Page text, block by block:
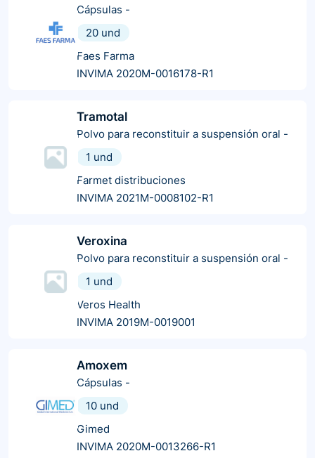
Cápsulas -
20 und
Faes Farma
INVIMA 2020M-0016178-R1
Tramotal
Polvo para reconstituir a suspensión oral -
1 und
Farmet distribuciones
INVIMA 2021M-0008102-R1
Veroxina
Polvo para reconstituir a suspensión oral -
1 und
Veros Health
INVIMA 2019M-0019001
Amoxem
Cápsulas -
10 und
Gimed
INVIMA 2020M-0013266-R1